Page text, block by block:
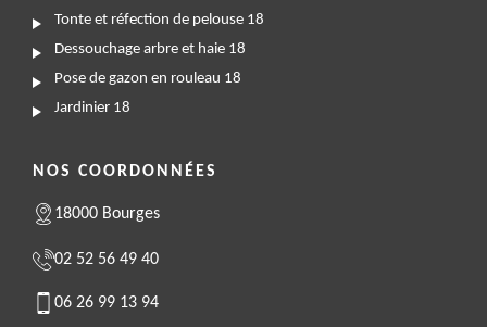
Tonte et réfection de pelouse 18
Dessouchage arbre et haie 18
Pose de gazon en rouleau 18
Jardinier 18
NOS COORDONNÉES
18000 Bourges
02 52 56 49 40
06 26 99 13 94